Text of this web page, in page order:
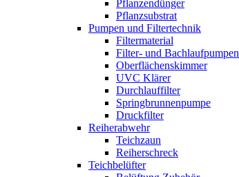
Pflanzendünger
Pflanzsubstrat
Pumpen und Filtertechnik
Filtermaterial
Filter- und Bachlaufpumpen
Oberflächenskimmer
UVC Klärer
Durchlauffilter
Springbrunnenpumpe
Druckfilter
Reiherabwehr
Teichzaun
Reiherschreck
Teichbelüfter